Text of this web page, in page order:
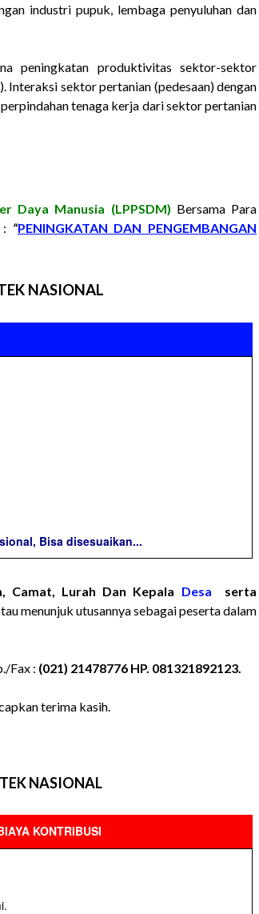
industri pupuk, lembaga penyuluhan dan
peningkatan produktivitas sektor-sektor
sektor pertanian (pedesaan) dengan
tenaga kerja dari sektor pertanian
Daya Manusia (LPPSDM) Bersama Para
: “PENINGKATAN DAN PENGEMBANGAN
NASIONAL
Bisa disesuaikan...
Camat, Lurah Dan Kepala Desa serta
menunjuk utusannya sebagai peserta dalam
Fax : (021) 21478776 HP. 081321892123.
terima kasih.
NASIONAL
KONTRIBUSI